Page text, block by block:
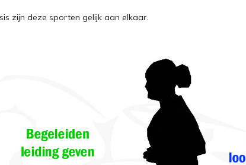
zijn deze sporten gelijk aan elkaar.